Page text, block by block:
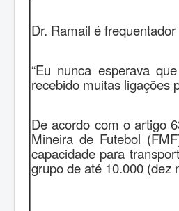
Dr. Ramail é
“Eu nunca esperava
recebido muitas ligações
De acordo com o artigo
Mineira de Futebol
capacidade para
grupo de até 10.000 (dez